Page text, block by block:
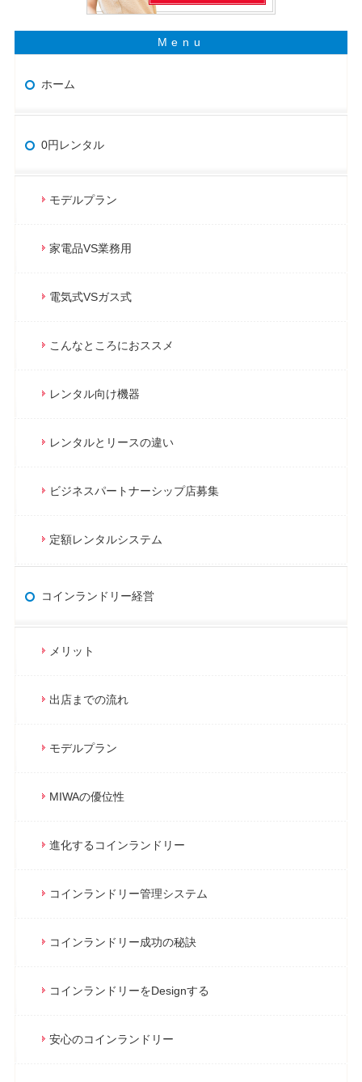
ホーム
0円レンタル
モデルプラン
家電品VS業務用
電気式VSガス式
こんなところにおススメ
レンタル向け機器
レンタルとリースの違い
ビジネスパートナーシップ店募集
定額レンタルシステム
コインランドリー経営
メリット
出店までの流れ
モデルプラン
MIWAの優位性
進化するコインランドリー
コインランドリー管理システム
コインランドリー成功の秘訣
コインランドリーをDesignする
安心のコインランドリー